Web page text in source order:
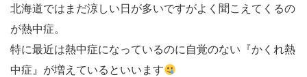
北海道ではまだ涼しい日が多いですがよく聞こえてくるの
が熱中症。
特に最近は熱中症になっているのに自覚のない『かくれ熱
中症』が増えているといいます